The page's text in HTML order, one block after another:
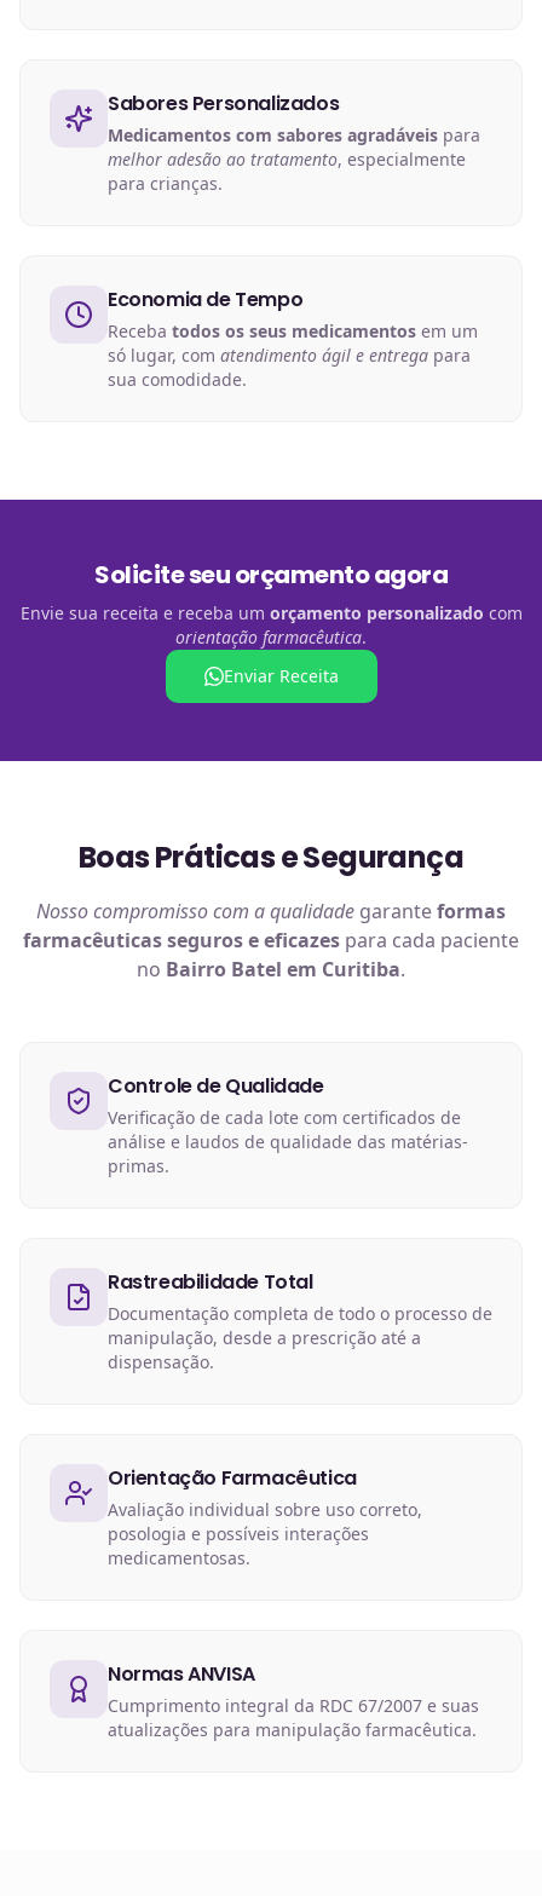
Sabores Personalizados
Medicamentos com sabores agradáveis para
melhor adesão ao tratamento, especialmente
para crianças.
Economia de Tempo
Receba todos os seus medicamentos em um
só lugar, com atendimento ágil e entrega para
sua comodidade.
Solicite seu orçamento agora
Envie sua receita e receba um orçamento personalizado com
orientação farmacêutica.
Enviar Receita
Boas Práticas e Segurança
Nosso compromisso com a qualidade garanteformas
farmacêuticasseguros e eficazes para cada paciente
no Bairro Batel em Curitiba.
Controle de Qualidade
Verificação de cada lote com certificados de
análise e laudos de qualidade das matérias-
primas.
Rastreabilidade Total
Documentação completa de todo o processo de
manipulação, desde a prescrição até a
dispensação.
Orientação Farmacêutica
Avaliação individual sobre uso correto,
posologia e possíveis interações
medicamentosas.
Normas ANVISA
Cumprimento integral da RDC 67/2007 e suas
atualizações para manipulação farmacêutica.